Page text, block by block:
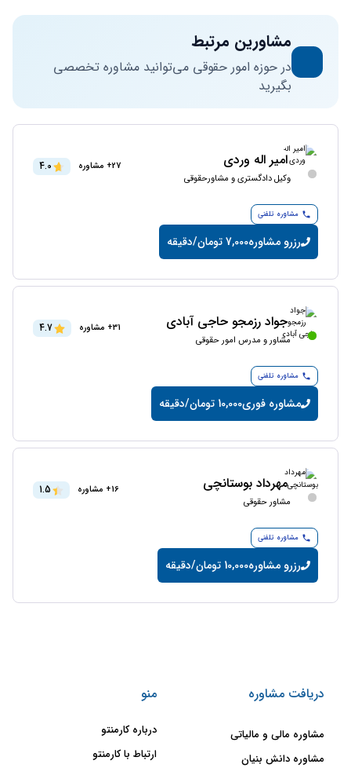
مشاورین مرتبط
در حوزه امور حقوقی می‌توانید مشاوره تخصصی
بگیرید
امیر اله وردی
وکیل دادگستری و مشاورحقوقی
27+ مشاوره 4.0
مشاوره تلفنی
رزرو مشاوره7,000 تومان/دقیقه
جواد رزمجو حاجی آبادی
مشاور و مدرس امور حقوقی
31+ مشاوره 4.7
مشاوره تلفنی
مشاوره فوری10,000 تومان/دقیقه
مهرداد بوستانچی
مشاور حقوقی
16+ مشاوره 1.5
مشاوره تلفنی
رزرو مشاوره10,000 تومان/دقیقه
دریافت مشاوره
مشاوره مالی و مالیاتی
مشاوره دانش بنیان
منو
درباره کارمنتو
ارتباط با کارمنتو